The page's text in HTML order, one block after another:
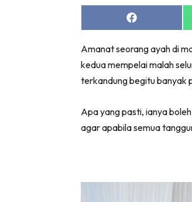
Share
on
Amanat seorang ayah di
kedua mempelai malah
terkandung begitu banyak
Apa yang pasti, ianya
agar apabila semua